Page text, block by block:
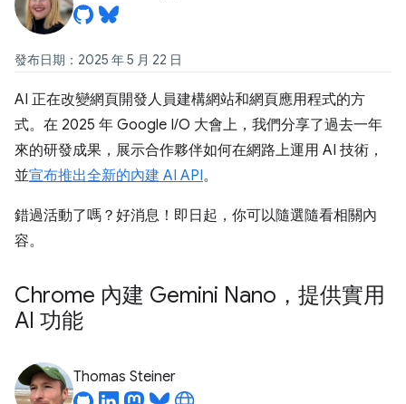
發布日期：2025 年 5 月 22 日
AI 正在改變網頁開發人員建構網站和網頁應用程式的方
式。在 2025 年 Google I/O 大會上，我們分享了過去一年
來的研發成果，展示合作夥伴如何在網路上運用 AI 技術，
並宣布推出全新的內建 AI API。
錯過活動了嗎？好消息！即日起，你可以隨選隨看相關內
容。
Chrome 內建 Gemini Nano，提供實用
AI 功能
Thomas Steiner